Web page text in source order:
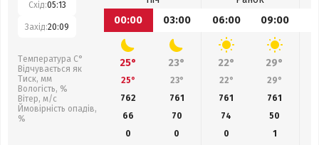
Схід:05:13
Захід:20:09
Температура С°
Відчувається як
Тиск, мм
Вологість, %
Вітер, м/с
Ймовірність опадів,
%
00:00
03:00 06:00 09:00
25° 23° 22° 29°
25° 23° 22° 29°
762
761 761 761
66
70 74 50
0
0 0
1